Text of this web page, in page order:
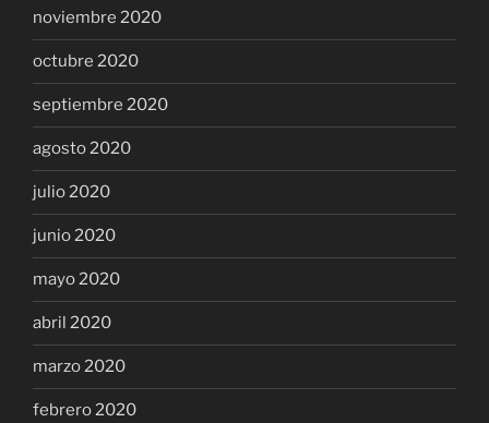
noviembre 2020
octubre 2020
septiembre 2020
agosto 2020
julio 2020
junio 2020
mayo 2020
abril 2020
marzo 2020
febrero 2020